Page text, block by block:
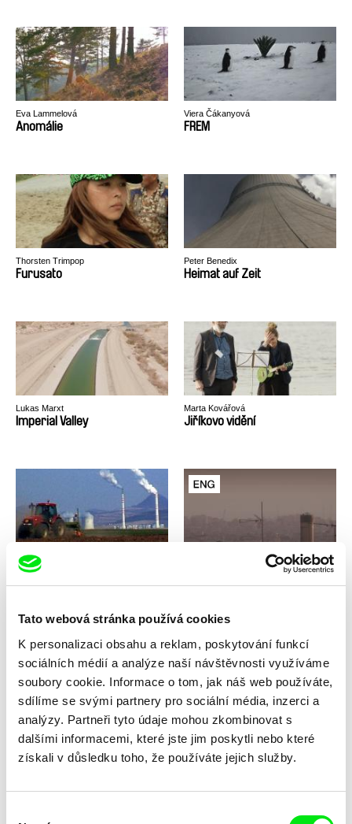
Tato webová stránka používá cookies
K personalizaci obsahu a reklam, poskytování funkcí
sociálních médií a analýze naší návštěvnosti využíváme
soubory cookie. Informace o tom, jak náš web používáte,
sdílíme se svými partnery pro sociální média, inzerci a
analýzy. Partneři tyto údaje mohou zkombinovat s
dalšími informacemi, které jste jim poskytli nebo které
získali v důsledku toho, že používáte jejich služby.
Eva Lammelová
Anomálie
Viera Čákanyová
FREM
Thorsten Trimpop
Furusato
Peter Benedix
Heimat auf Zeit
Lukas Marxt
Imperial Valley
Marta Kovářová
Jiříkovo vidění
Břetislav Rychlík
Kamenolom boží aneb jeden
rok v Severních Čechách
Lars Bergström, Mats Bigert
Klimatický experiment
Nicolas Klotz, Elisabeth Perceval
Mata Atlantica